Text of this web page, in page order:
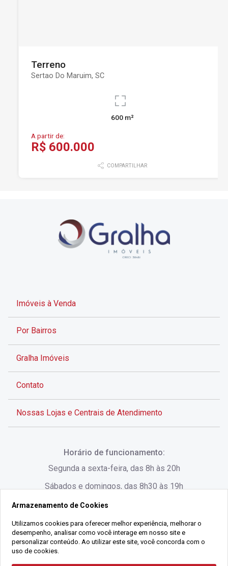
Terreno
Sertao Do Maruim, SC
600 m²
A partir de:
R$ 600.000
COMPARTILHAR
Imóveis à Venda
Por Bairros
Gralha Imóveis
Contato
Nossas Lojas e Centrais de Atendimento
Rua Lauro Linhares, 1080 - Trindade, Florianópolis -
SC
(48) 3220-1045
Horário de funcionamento:
Segunda a sexta-feira, das 8h às 20h
Sábados e domingos, das 8h30 às 19h
Armazenamento de Cookies
Utilizamos cookies para oferecer melhor experiência, melhorar o
desempenho, analisar como você interage em nosso site e
personalizar conteúdo. Ao utilizar este site, você concorda com o
uso de cookies.